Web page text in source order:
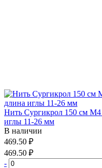
Нить Сургикрол 150 см М4
иглы 11-26 мм
В наличии
469.50 ₽
469.50 ₽
-